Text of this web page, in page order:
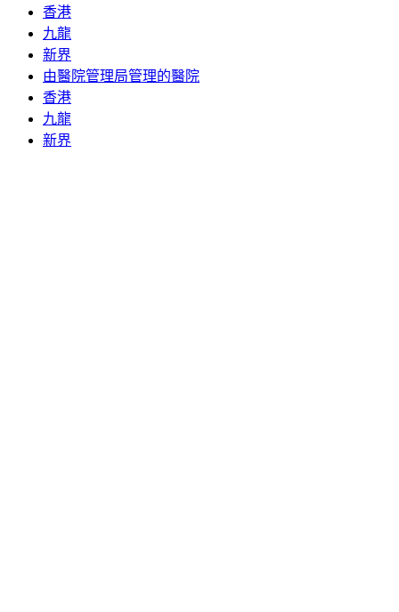
香港
九龍
新界
由醫院管理局管理的醫院
香港
九龍
新界